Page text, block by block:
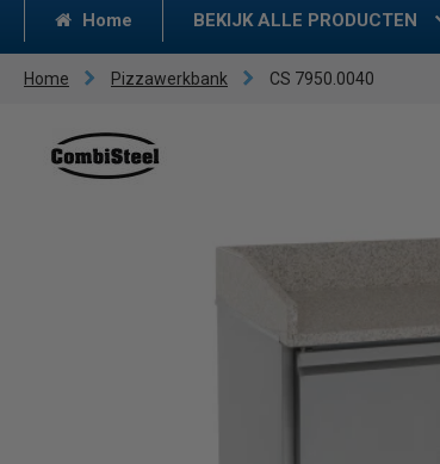
Home BEKIJK ALLE PRODUCTEN
Home Pizzawerkbank CS 7950.0040